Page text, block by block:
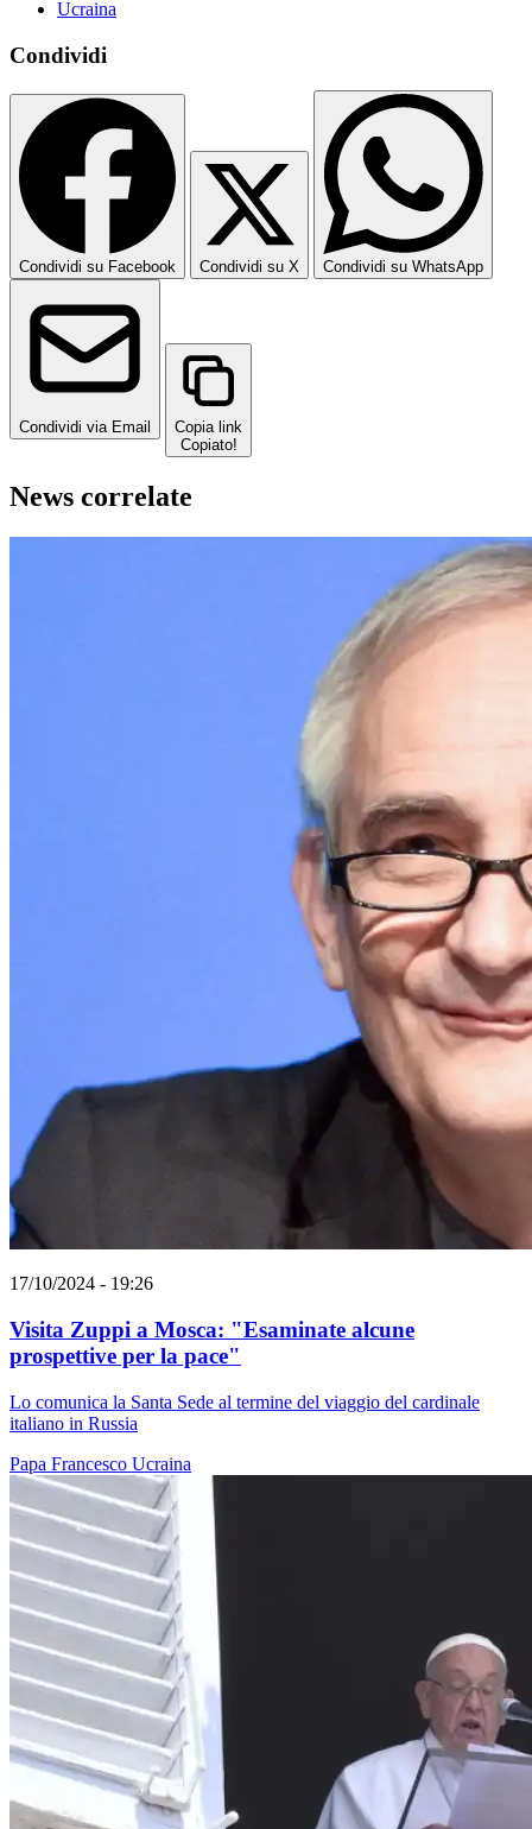
Ucraina
Condividi
Condividi su Facebook Condividi su X Condividi su WhatsApp
Condividi via Email
Copia link
Copiato!
News correlate
17/10/2024 - 19:26
Visita Zuppi a Mosca: "Esaminate alcune
prospettive per la pace"
Lo comunica la Santa Sede al termine del viaggio del cardinale
italiano in Russia
Papa Francesco Ucraina